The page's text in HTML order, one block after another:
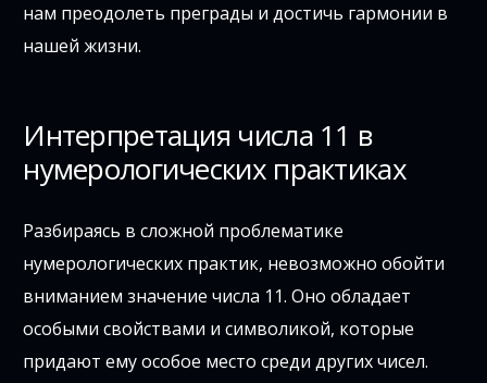
нам преодолеть преграды и достичь гармонии в
нашей жизни.
Интерпретация числа 11 в
нумерологических практиках
Разбираясь в сложной проблематике
нумерологических практик, невозможно обойти
вниманием значение числа 11. Оно обладает
особыми свойствами и символикой, которые
придают ему особое место среди других чисел.